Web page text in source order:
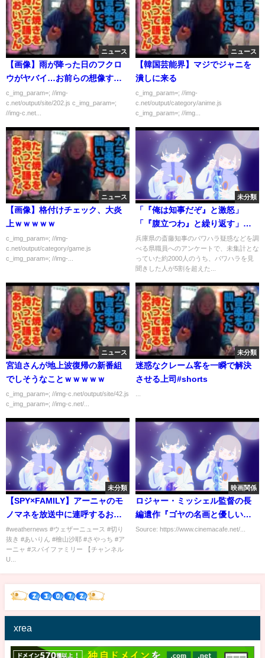
ニュース
【画像】雨が降った日のフクロ
ウがヤバイ…お前らの想像する
10倍はヤバイ……
c_img_param=; //img-
c.net/output/site/202.js c_img_param=;
//img-c.net...
ニュース
【韓国芸能界】マジでジャニを
潰しに来る
c_img_param=; //img-
c.net/output/category/anime.js
c_img_param=; //img...
ニュース
【画像】格付けチェック、大炎
上ｗｗｗｗｗ
c_img_param=; //img-
c.net/output/category/game.js
c_img_param=; //img-...
未分類
「『俺は知事だぞ』と激怒」
「『腹立つわ』と繰り返す」
兵庫・斎藤元彦知事の“パワハ
ラ”を見聞きした人が5割超に
百条委員会で調査の見通し
兵庫県の斎藤知事のパワハラ疑惑などを調
べる県職員へのアンケートで、未集計とな
っていた約2000人のうち、パワハラを見
聞きした人が5割を超えた...
ニュース
宮迫さんが地上波復帰の新番組
でしそうなことｗｗｗｗｗ
c_img_param=; //img-c.net/output/site/42.js
c_img_param=; //img-c.net/...
未分類
迷惑なクレーム客を一瞬で解決
させる上司#shorts
未分類
【SPY×FAMILY】アーニャのモ
ノマネを放送中に連呼するお天
気キャスターww【檜山沙耶】
【放送事故】
#weathernews #ウェザーニュース #切り
抜き #あいりん #檜山沙耶 #さやっち #ア
ーニャ #スパイファミリー 【チャンネル
U...
映画関係
ロジャー・ミッシェル監督の長
編遺作『ゴヤの名画と優しい泥
棒』来年2月公開
Source: https://www.cinemacafe.net/...
xrea